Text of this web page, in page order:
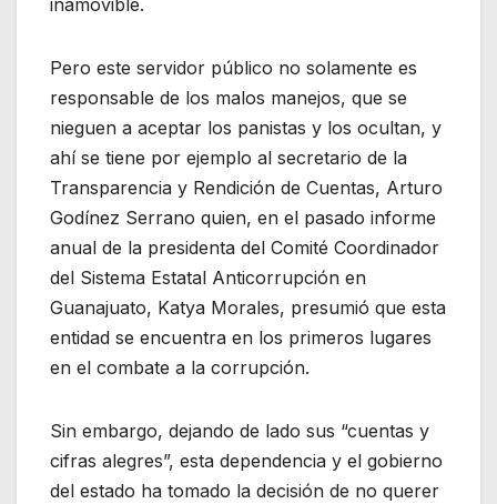
inamovible.
Pero este servidor público no solamente es
responsable de los malos manejos, que se
nieguen a aceptar los panistas y los ocultan, y
ahí se tiene por ejemplo al secretario de la
Transparencia y Rendición de Cuentas, Arturo
Godínez Serrano quien, en el pasado informe
anual de la presidenta del Comité Coordinador
del Sistema Estatal Anticorrupción en
Guanajuato, Katya Morales, presumió que esta
entidad se encuentra en los primeros lugares
en el combate a la corrupción.
Sin embargo, dejando de lado sus “cuentas y
cifras alegres”, esta dependencia y el gobierno
del estado ha tomado la decisión de no querer